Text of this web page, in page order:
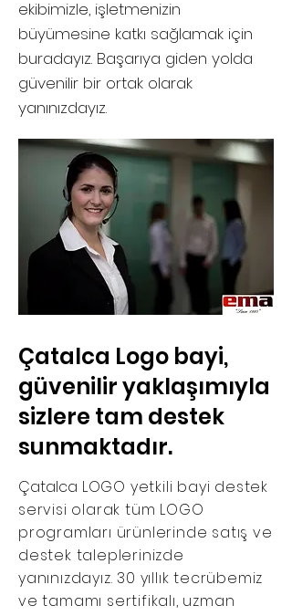
ekibimizle, işletmenizin
büyümesine katkı sağlamak için
buradayız. Başarıya giden yolda
güvenilir bir ortak olarak
yanınızdayız.
Çatalca Logo bayi,
güvenilir yaklaşımıyla
sizlere tam destek
sunmaktadır.
Çatalca LOGO yetkili bayi destek
servisi olarak tüm LOGO
programları ürünlerinde satış ve
destek taleplerinizde
yanınızdayız. 30 yıllık tecrübemiz
ve tamamı sertifikalı, uzman